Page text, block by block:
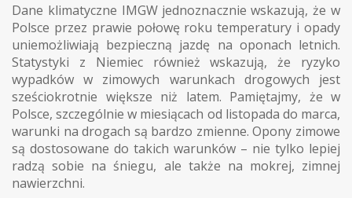
Dane klimatyczne IMGW jednoznacznie wskazują, że w
Polsce przez prawie połowę roku temperatury i opady
uniemożliwiają bezpieczną jazdę na oponach letnich.
Statystyki z Niemiec również wskazują, że ryzyko
wypadków w zimowych warunkach drogowych jest
sześciokrotnie większe niż latem. Pamiętajmy, że w
Polsce, szczególnie w miesiącach od listopada do marca,
warunki na drogach są bardzo zmienne. Opony zimowe
są dostosowane do takich warunków – nie tylko lepiej
radzą sobie na śniegu, ale także na mokrej, zimnej
nawierzchni.